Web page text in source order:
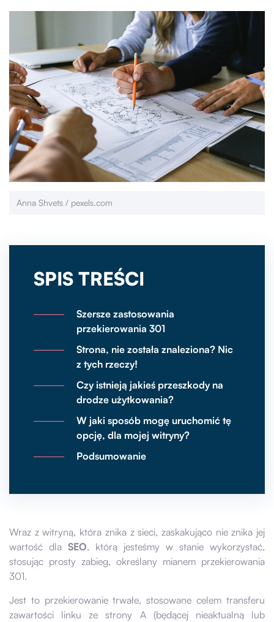
Anna Shvets / pexels.com
SPIS TREŚCI
Szersze zastosowania
przekierowania 301
Strona, nie została znaleziona? Nic
z tych rzeczy!
Czy istnieją jakieś przeszkody na
drodze użytkowania?
W jaki sposób mogę uruchomić tę
opcję, dla mojej witryny?
Podsumowanie
Wraz z witryną, która znika z sieci, zaskakująco nie znika jej
wartość dla SEO, którą jesteśmy w stanie wykorzystać,
stosując prosty zabieg, określany mianem przekierowania
301.
Jest to przekierowanie trwałe, stosowane celem transferu
zawartości linku ze strony A (będącej nieaktualną lub